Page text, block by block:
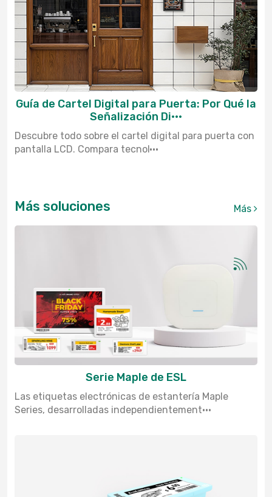
Guía de Cartel Digital para Puerta: Por Qué la
Señalización Di···
Descubre todo sobre el cartel digital para puerta con
pantalla LCD. Compara tecnol···
Más soluciones Más
Serie Maple de ESL
Las etiquetas electrónicas de estantería Maple
Series, desarrolladas independientement···